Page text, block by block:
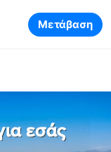
Μετάβαση
εσάς